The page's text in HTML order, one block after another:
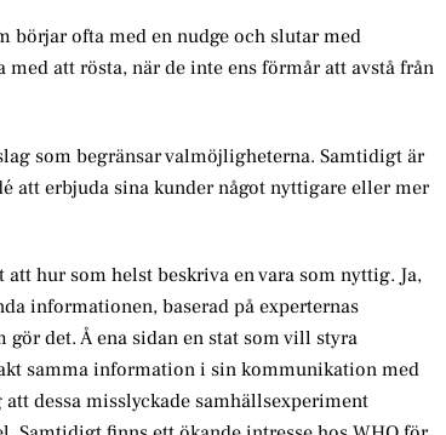
börjar ofta med en nudge och slutar med
att rösta, när de inte ens förmår att avstå från
som begränsar valmöjligheterna. Samtidigt är
att erbjuda sina kunder något nyttigare eller mer
hur som helst beskriva en vara som nyttig. Ja,
informationen, baserad på experternas
det. Å ena sidan en stat som vill styra
samma information i sin kommunikation med
dessa misslyckade samhällsexperiment